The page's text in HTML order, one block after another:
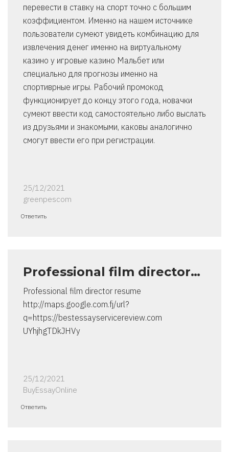
перевести в ставку на спорт точно с большим
коэффициентом. Именно на нашем источнике
пользователи сумеют увидеть комбинацию для
извлечения денег именно на виртуальному
казино у игровые казино Мальбет или
специально для прогнозы именно на
спортиврные игры. Рабочий промокод
функционирует до концу этого года, новачки
сумеют ввести код самостоятельно либо выслать
из друзьями и знакомыми, каковы аналогично
смогут ввести его при регистрации.
25/12/2021
greenpescom
Ответить
Professional film director…
Professional film director resume
http://maps.google.com.fj/url?
q=https://bestessayservicereview.com
UYhjhgTDkJHVy
25/12/2021
BuyEssayOnline
Ответить